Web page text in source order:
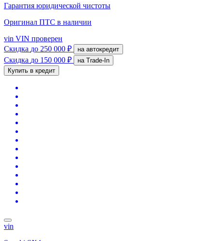
Гарантия юридической чистоты
Оригинал ПТС в наличии
vin VIN проверен
Скидка до 250 000 ₽ на автокредит
Скидка до 150 000 ₽
на Trade-In
Купить в кредит
vin